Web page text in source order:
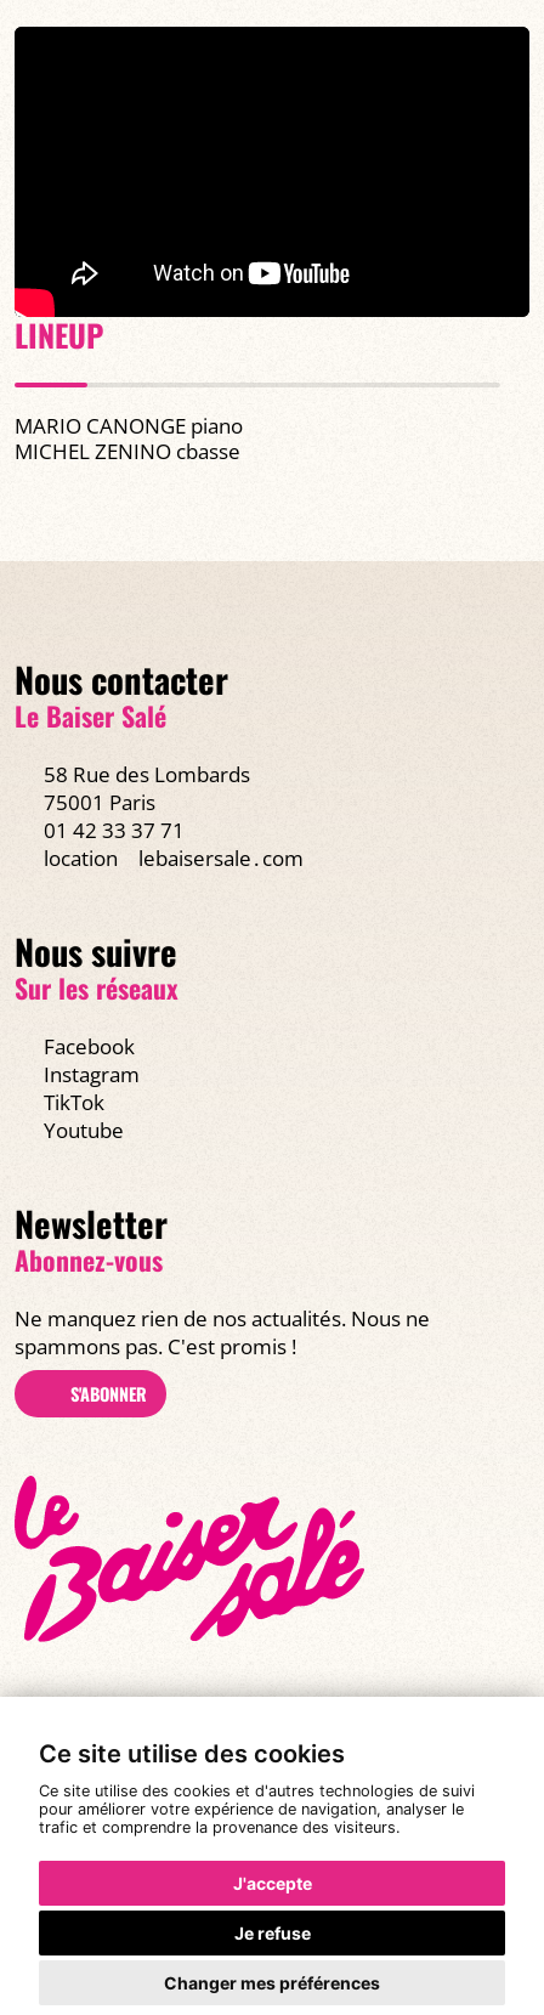
Ce site utilise des cookies
Ce site utilise des cookies et d'autres technologies de suivi
pour améliorer votre expérience de navigation, analyser le
trafic et comprendre la provenance des visiteurs.
J'accepte
Je refuse
Changer mes préférences
LINEUP
MARIO CANONGE piano
MICHEL ZENINO cbasse
Nous contacter
Le Baiser Salé
58 Rue des Lombards
75001 Paris
01 42 33 37 71
location
lebaisersale․com
Nous suivre
Sur les réseaux
Facebook
Instagram
TikTok
Youtube
Newsletter
Abonnez-vous
Ne manquez rien de nos actualités. Nous ne
spammons pas. C'est promis !
S'ABONNER
© Tous droits réservés 2026 |
Le Baiser Salé
Mentions légales
Politique de confidentialité
Conditions Générales de Vente
Réalisation :Pixéine